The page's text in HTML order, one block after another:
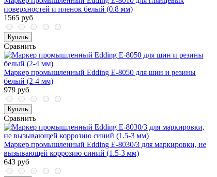
поверхностей и пленок белый (0.8 мм)
1565 руб
Купить
Сравнить
Маркер промышленный Edding E-8050 для шин и резины
белый (2-4 мм)
979 руб
Купить
Сравнить
Маркер промышленный Edding E-8030/3 для маркировки, не
вызывающей коррозию синий (1.5-3 мм)
643 руб